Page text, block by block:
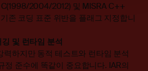
C(1998/2004/2012) 및 MISRA C++
존 코딩 표준 위반을 플래그 지정합니
및 런타임 분석
력하지만 동적 테스트와 런타임 분석
정 준수에 똑같이 중요합니다. IAR의